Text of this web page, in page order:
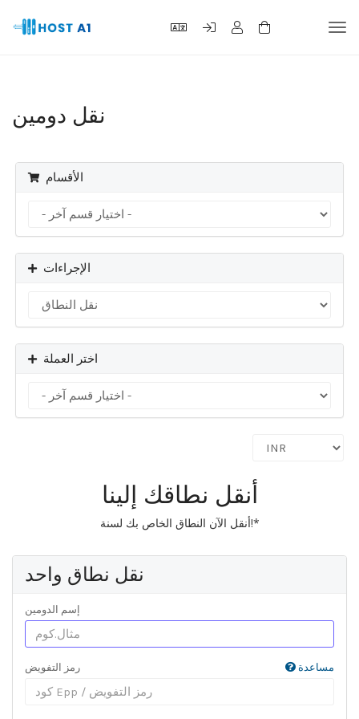
نقل دومين
الأقسام
الإجراءات
اختر العملة
أنقل نطاقك إلينا
أنقل الآن النطاق الخاص بك لسنة!*
نقل نطاق واحد
إسم الدومين
رمز التفويض مساعدة